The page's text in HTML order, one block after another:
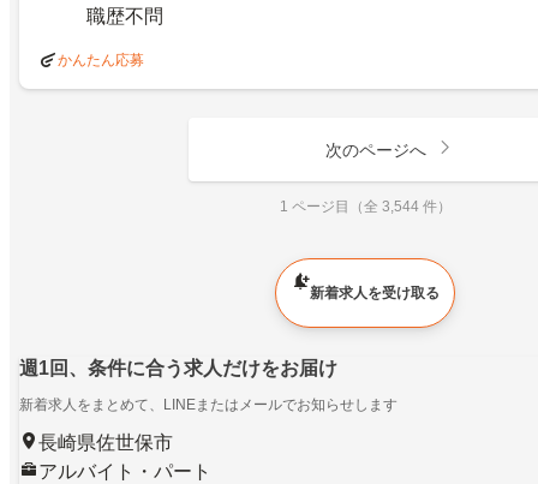
職歴不問
かんたん応募
次のページへ
1 ページ目（全 3,544 件）
新着求人を受け取る
週1回、条件に合う求人だけをお届け
新着求人をまとめて、LINEまたはメールでお知らせします
長崎県佐世保市
アルバイト・パート